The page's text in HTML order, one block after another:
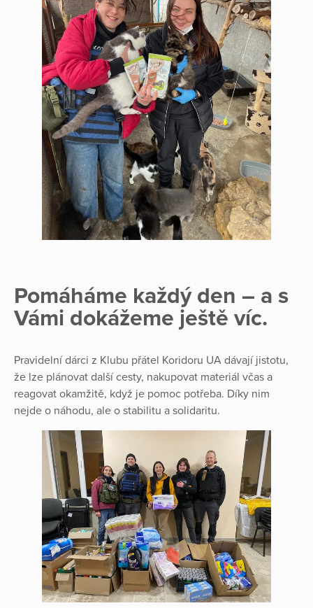
Pomáháme každý den – a s
Vámi dokážeme ještě víc.
Pravidelní dárci z Klubu přátel Koridoru UA dávají jistotu,
že lze plánovat další cesty, nakupovat materiál včas a
reagovat okamžitě, když je pomoc potřeba. Díky nim
nejde o náhodu, ale o stabilitu a solidaritu.